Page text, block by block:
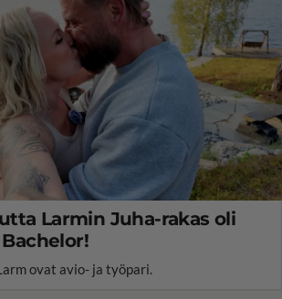
Larmin Juha-rakas oli
ovat avio- ja työpari.